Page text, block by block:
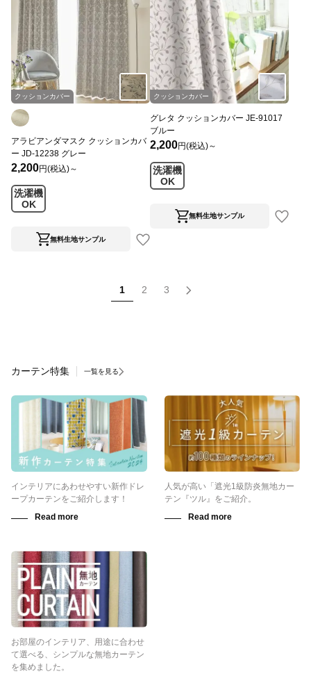
クッションカバー
アラビアンダマスク クッションカバ
ー JD-12238 グレー
2,200円(税込)～
洗濯機
OK
無料生地サンプル
クッションカバー
グレタ クッションカバー JE-91017
ブルー
2,200円(税込)～
洗濯機
OK
無料生地サンプル
1 2 3
カーテン特集 一覧を見る
インテリアにあわせやすい新作ドレ
ープカーテンをご紹介します！
人気が高い「遮光1級防炎無地カー
テン『ツル』をご紹介。
お部屋のインテリア、用途に合わせ
て選べる、シンプルな無地カーテン
を集めました。